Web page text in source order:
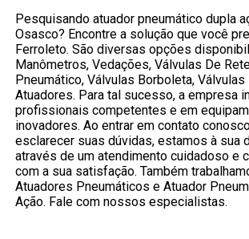
Pesquisando atuador pneumático dupla
Osasco? Encontre a solução que você
Ferroleto. São diversas opções
Manômetros, Vedações, Válvulas De
Pneumático, Válvulas Borboleta,
Atuadores. Para tal sucesso, a empresa
profissionais competentes e em
inovadores. Ao entrar em contato
esclarecer suas dúvidas, estamos à sua
através de um atendimento cuidadoso e
com a sua satisfação. Também
Atuadores Pneumáticos e Atuador
Ação. Fale com nossos especialistas.